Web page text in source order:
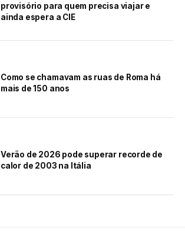
provisório para quem precisa viajar e
ainda espera a CIE
Como se chamavam as ruas de Roma há
mais de 150 anos
Verão de 2026 pode superar recorde de
calor de 2003 na Itália